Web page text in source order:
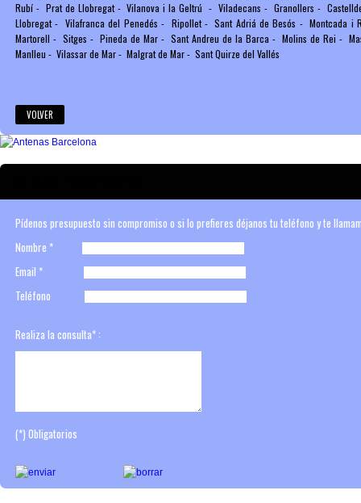
Rubí - Prat de Llobregat-Vilanova i la Geltrú - Viladecans - Granollers -
Llobregat- Vilafranca del Penedés - Ripollet-Sant Adriá de Besós -Montcada i
Martorell - Sitges - Pineda de Mar- Sant Andreu de la Barca - Molins de Rei -
Manlleu - Vilassar de Mar- Malgrat de Mar- Sant Quirze del Vallés
VOLVER
Pídenos presupuesto sin compromiso o si lo prefieres déjanos tu teléfono y te
Nombre *
Email *
Teléfono
Realiza la consulta*:
(*) Obligatorios